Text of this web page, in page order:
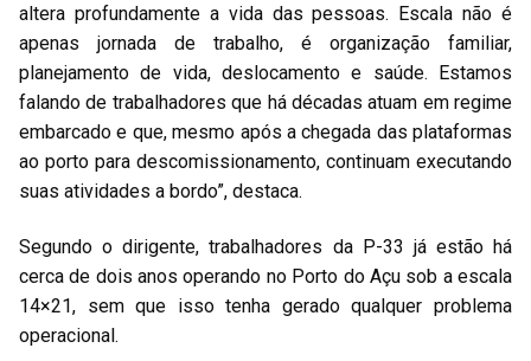
altera profundamente a vida das pessoas. Escala não é
apenas jornada de trabalho, é organização familiar,
planejamento de vida, deslocamento e saúde. Estamos
falando de trabalhadores que há décadas atuam em regime
embarcado e que, mesmo após a chegada das plataformas
ao porto para descomissionamento, continuam executando
suas atividades a bordo”, destaca.
Segundo o dirigente, trabalhadores da P-33 já estão há
cerca de dois anos operando no Porto do Açu sob a escala
14×21, sem que isso tenha gerado qualquer problema
operacional.